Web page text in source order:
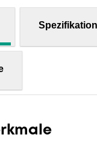
Spezifikation